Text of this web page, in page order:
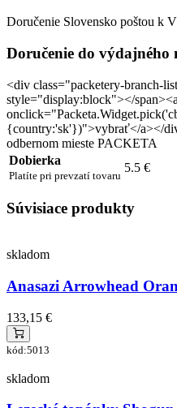
Doručenie Slovensko poštou k
Doručenie do výdajného
<div class="packetery-branch-
style="display:block"></
{country:'sk'})">vybrať</a></
odbernom mieste PACKETA
Dobierka
Platíte pri prevzatí tovaru
5.5 €
Súvisiace produkty
skladom
Anasazi Arrowhead
133,15 €
kód:5013
skladom